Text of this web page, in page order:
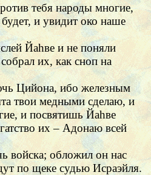
тебя народы многие,
и увидит око наше
Йаhве и не поняли
их, как сноп на
Цийона, ибо железным
твои медными сделаю, и
и посвятишь Йаhве
их – Адонаю всей
войска; обложил он нас
по щеке судью Исраэйля.